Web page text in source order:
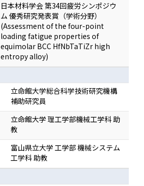
日本材料学会 第34回疲労シンポジウ
ム 優秀研究発表賞（学術分野）
(Assessment of the four-point
loading fatigue properties of
equimolar BCC HfNbTaTiZr high
entropy alloy)
立命館大学総合科学技術研究機構
補助研究員
立命館大学 理工学部機械工学科 助
教
富山県立大学 工学部 機械システム
工学科 助教